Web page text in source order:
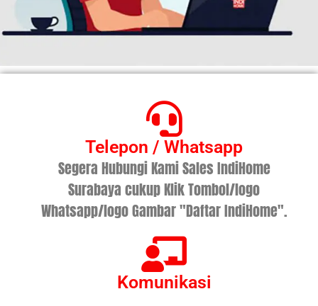
Telepon / Whatsapp
Segera Hubungi Kami Sales IndiHome
Surabaya cukup Klik Tombol/logo
Whatsapp/logo Gambar "Daftar IndiHome".
Komunikasi